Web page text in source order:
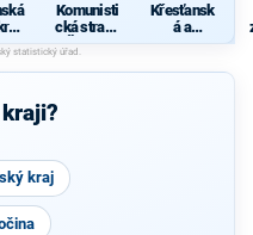
Komunisti
cká strana
Čech a
Moravy
Křesťansk
á a
demokrati
Českoslov
kraj